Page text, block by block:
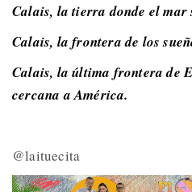
Calais, la tierra donde el mar
Calais, la frontera de los
Calais, la última frontera de
cercana a América.
@laituecita